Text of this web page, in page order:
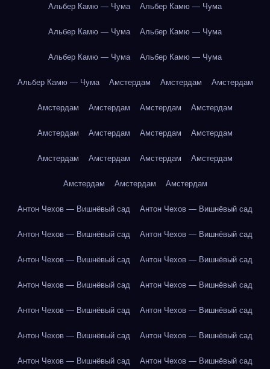
Альбер Камю — Чума Альбер Камю — Чума
Альбер Камю — Чума Альбер Камю — Чума
Альбер Камю — Чума Альбер Камю — Чума
Альбер Камю — Чума Амстердам Амстердам Амстердам
Амстердам Амстердам Амстердам Амстердам
Амстердам Амстердам Амстердам Амстердам
Амстердам Амстердам Амстердам Амстердам
Амстердам Амстердам Амстердам
Антон Чехов — Вишнёвый сад Антон Чехов — Вишнёвый сад
Антон Чехов — Вишнёвый сад Антон Чехов — Вишнёвый сад
Антон Чехов — Вишнёвый сад Антон Чехов — Вишнёвый сад
Антон Чехов — Вишнёвый сад Антон Чехов — Вишнёвый сад
Антон Чехов — Вишнёвый сад Антон Чехов — Вишнёвый сад
Антон Чехов — Вишнёвый сад Антон Чехов — Вишнёвый сад
Антон Чехов — Вишнёвый сад Антон Чехов — Вишнёвый сад